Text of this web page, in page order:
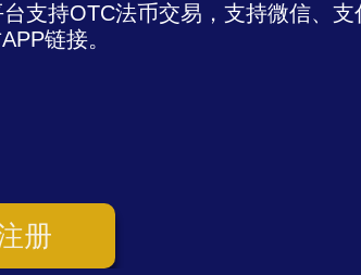
支持OTC法币交易，支持微信、支
链接。
册